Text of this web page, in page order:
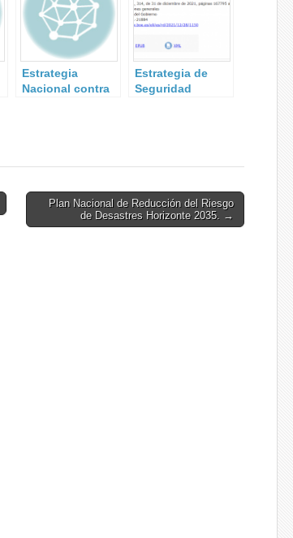
Estrategia
Nacional contra
Estrategia de
Seguridad
Plan Nacional de Reducción del Riesgo
de Desastres Horizonte 2035. →